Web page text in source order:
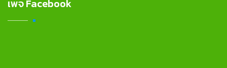
เพจ Facebook